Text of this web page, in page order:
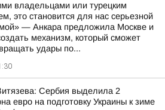
владельцами или турецким
это становится для нас серьезной
— Анкара предложила Москве и
механизм, который сможет
удары по...
Сербия выделила 2
евро на подготовку Украины к зиме